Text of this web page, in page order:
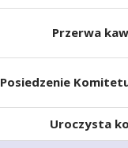
Przerwa
Posiedzenie
Uroczysta